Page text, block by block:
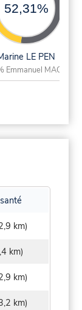
52,31%
LE PEN
Emmanuel MACRON
km)
km)
km)
km)